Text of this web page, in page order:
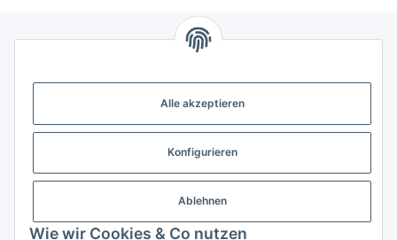
Alle akzeptieren
Konfigurieren
Ablehnen
Wie wir Cookies & Co nutzen
Gesetzliche Informationen
Weitere Informationen
Support - Hilfe
Modellbau Großhandel